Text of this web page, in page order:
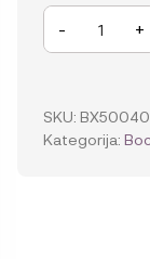
b.box
Tritan™
450
ml
količina
- +
SKU:
Kategorija: